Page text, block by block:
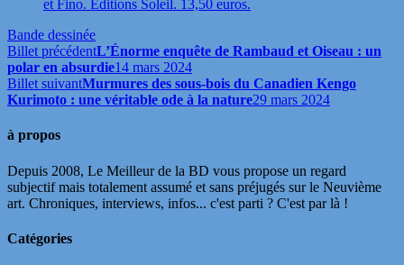
et Fino. Editions Soleil. 13,50 euros.
Bande dessinée
Billet précédentL’Énorme enquête de Rambaud et Oiseau : un
polar en absurdie14 mars 2024
Billet suivantMurmures des sous-bois du Canadien Kengo
Kurimoto : une véritable ode à la nature29 mars 2024
à propos
Depuis 2008, Le Meilleur de la BD vous propose un regard
subjectif mais totalement assumé et sans préjugés sur le Neuvième
art. Chroniques, interviews, infos... c'est parti ? C'est par là !
Catégories